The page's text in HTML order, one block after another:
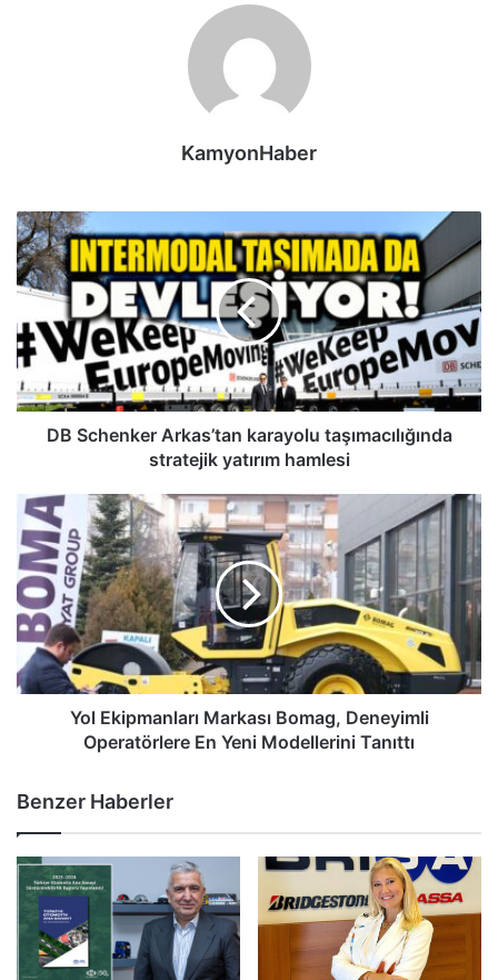
KamyonHaber
DB
Schenker
Arkas’tan
karayolu
taşımacılığında
stratejik
yatırım
hamlesi
DB Schenker Arkas’tan karayolu taşımacılığında
stratejik yatırım hamlesi
Yol
Ekipmanları
Markası
Bomag,
Deneyimli
Operatörlere
En
Yeni
Modellerini
Yol Ekipmanları Markası Bomag, Deneyimli
Operatörlere En Yeni Modellerini Tanıttı
Benzer Haberler